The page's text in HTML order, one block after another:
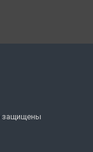
защищены